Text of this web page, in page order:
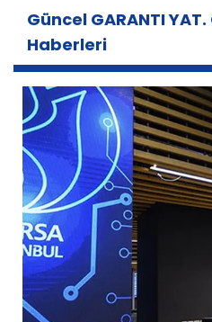
Güncel GARANTI YAT.
Haberleri